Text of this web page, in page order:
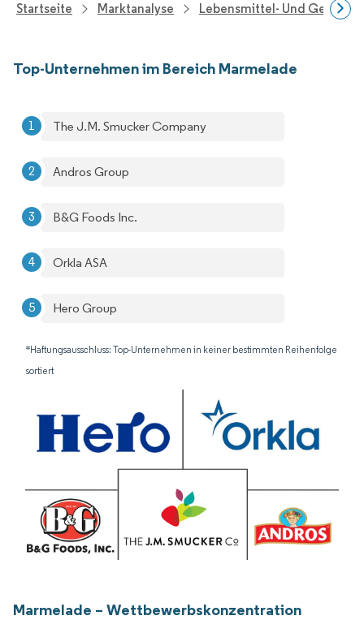
Startseite Marktanalyse Lebensmittel- Und
Top-Unternehmen im Bereich Marmelade
The J.M. Smucker Company
Andros Group
B&G Foods Inc.
Orkla ASA
Hero Group
*Haftungsausschluss: Top-Unternehmen in keiner bestimmten Reihenfolge
sortiert
Marmelade – Wettbewerbskonzentration